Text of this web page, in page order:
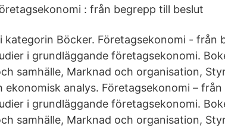
: från begrepp till beslut
i kategorin Böcker. Företagsekonomi - från
i grundläggande företagsekonomi.
samhälle, Marknad och organisation,
ekonomisk analys. Företagsekonomi –
i grundläggande företagsekonomi.
samhälle, Marknad och organisation,